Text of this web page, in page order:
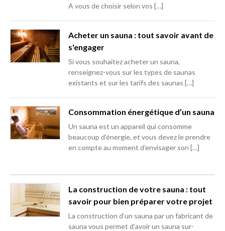
A vous de choisir selon vos […]
Acheter un sauna : tout savoir avant de
s'engager
Si vous souhaitez acheter un sauna,
renseignez-vous sur les types de saunas
existants et sur les tarifs des saunas […]
Consommation énergétique d’un sauna
Un sauna est un appareil qui consomme
beaucoup d’énergie, et vous devez le prendre
en compte au moment d’envisager son […]
La construction de votre sauna : tout
savoir pour bien préparer votre projet
La construction d’un sauna par un fabricant de
sauna vous permet d’avoir un sauna sur-